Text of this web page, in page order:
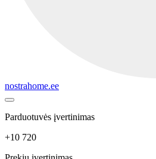
nostrahome.ee
Parduotuvės įvertinimas
+10 720